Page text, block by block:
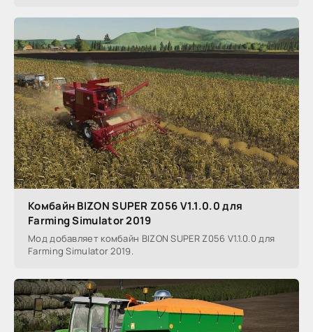
Комбайн BIZON SUPER Z056 V1.1.0.0 для
Farming Simulator 2019
Мод добавляет комбайн BIZON SUPER Z056 V1.1.0.0 для
Farming Simulator 2019.